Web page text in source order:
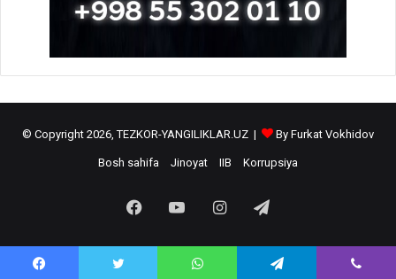
© Copyright 2026, TEZKOR-YANGILIKLAR.UZ | By Furkat Vokhidov
Bosh sahifa Jinoyat IIB Korrupsiya
FacebookYouTubeInstagramTelegram